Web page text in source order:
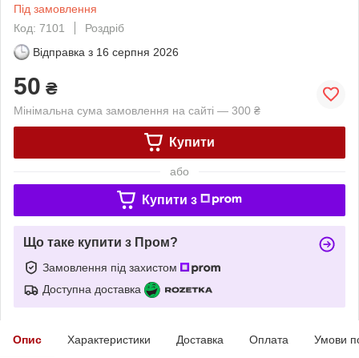
Під замовлення
Код: 7101
Роздріб
Відправка з 16 серпня 2026
50 ₴
Мінімальна сума замовлення на сайті — 300 ₴
Купити
або
Купити з
Що таке купити з Пром?
Замовлення під захистом
Доступна доставка
Опис Характеристики Доставка Оплата Умови